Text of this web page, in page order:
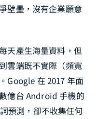
壁壘，沒有企業願意
天產生海量資料，但
雲端既不實際（頻寬
Google 在 2017 年面
億台 Android 手機的
預測，卻不收集任何